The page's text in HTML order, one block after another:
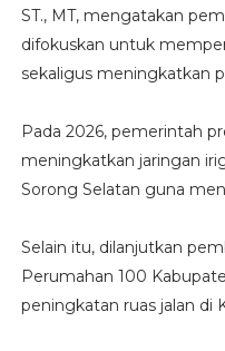
ST., MT, mengatakan
difokuskan untuk
sekaligus meningkatkan
Pada 2026, pemerintah
meningkatkan jaringan
Sorong Selatan guna
Selain itu, dilanjutkan
Perumahan 100
peningkatan ruas jalan di